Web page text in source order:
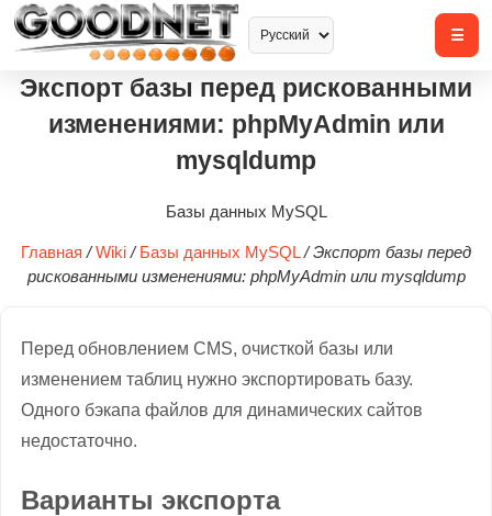
Экспорт базы перед рискованными
изменениями: phpMyAdmin или
mysqldump
Базы данных MySQL
Главная / Wiki / Базы данных MySQL / Экспорт базы перед
рискованными изменениями: phpMyAdmin или mysqldump
Перед обновлением CMS, очисткой базы или
изменением таблиц нужно экспортировать базу.
Одного бэкапа файлов для динамических сайтов
недостаточно.
Варианты экспорта